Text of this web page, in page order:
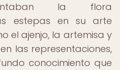
la flora
estepas en su arte
el ajenjo, la artemisa y
las representaciones,
conocimiento que